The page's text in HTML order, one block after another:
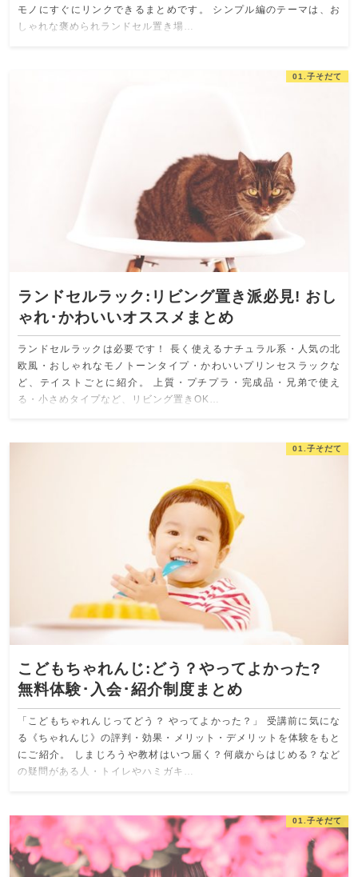
モノにすぐにリンクできるまとめです。 シンプル編のテーマは、お
しゃれな褒められランドセル置き場…
01.子そだて
ランドセルラック:リビング置き派必見! おし
ゃれ･かわいいオススメまとめ
ランドセルラックは必要です！ 長く使えるナチュラル系・人気の北
欧風・おしゃれなモノトーンタイプ・かわいいプリンセスラックな
ど、テイストごとに紹介。 上質・プチプラ・完成品・兄弟で使え
る・小さめタイプなど、リビング置きOK…
01.子そだて
こどもちゃれんじ:どう？やってよかった?
無料体験･入会･紹介制度まとめ
「こどもちゃれんじってどう？ やってよかった？」 受講前に気にな
る《ちゃれんじ》の評判・効果・メリット・デメリットを体験をもと
にご紹介。 しまじろうや教材はいつ届く？何歳からはじめる？など
の疑問がある人・トイレやハミガキ…
01.子そだて